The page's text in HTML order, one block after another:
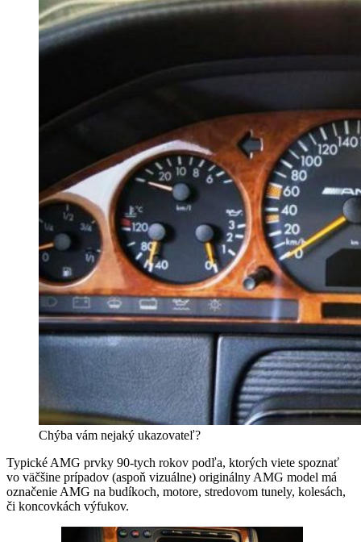
Chýba vám nejaký ukazovateľ?
Typické AMG prvky 90-tych rokov podľa, ktorých viete spoznať
vo väčšine prípadov (aspoň vizuálne) originálny AMG model má
označenie AMG na budíkoch, motore, stredovom tunely, kolesách,
či koncovkách výfukov.